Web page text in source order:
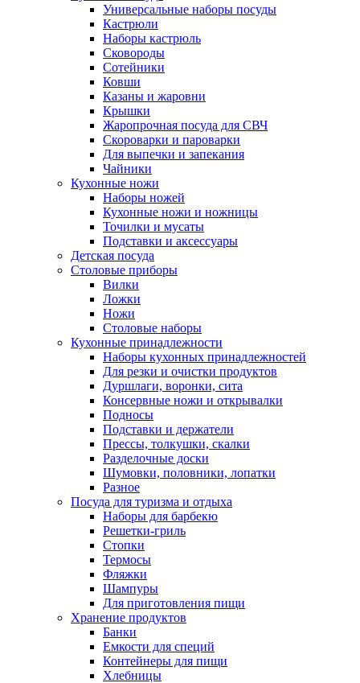
Универсальные наборы посуды
Кастрюли
Наборы кастрюль
Сковороды
Сотейники
Ковши
Казаны и жаровни
Крышки
Жаропрочная посуда для СВЧ
Скороварки и пароварки
Для выпечки и запекания
Чайники
Кухонные ножи
Наборы ножей
Кухонные ножи и ножницы
Точилки и мусаты
Подставки и аксессуары
Детская посуда
Столовые приборы
Вилки
Ложки
Ножи
Столовые наборы
Кухонные принадлежности
Наборы кухонных принадлежностей
Для резки и очистки продуктов
Дуршлаги, воронки, сита
Консервные ножи и открывалки
Подносы
Подставки и держатели
Прессы, толкушки, скалки
Разделочные доски
Шумовки, половники, лопатки
Разное
Посуда для туризма и отдыха
Наборы для барбекю
Решетки-гриль
Стопки
Термосы
Фляжки
Шампуры
Для приготовления пищи
Хранение продуктов
Банки
Емкости для специй
Контейнеры для пищи
Хлебницы